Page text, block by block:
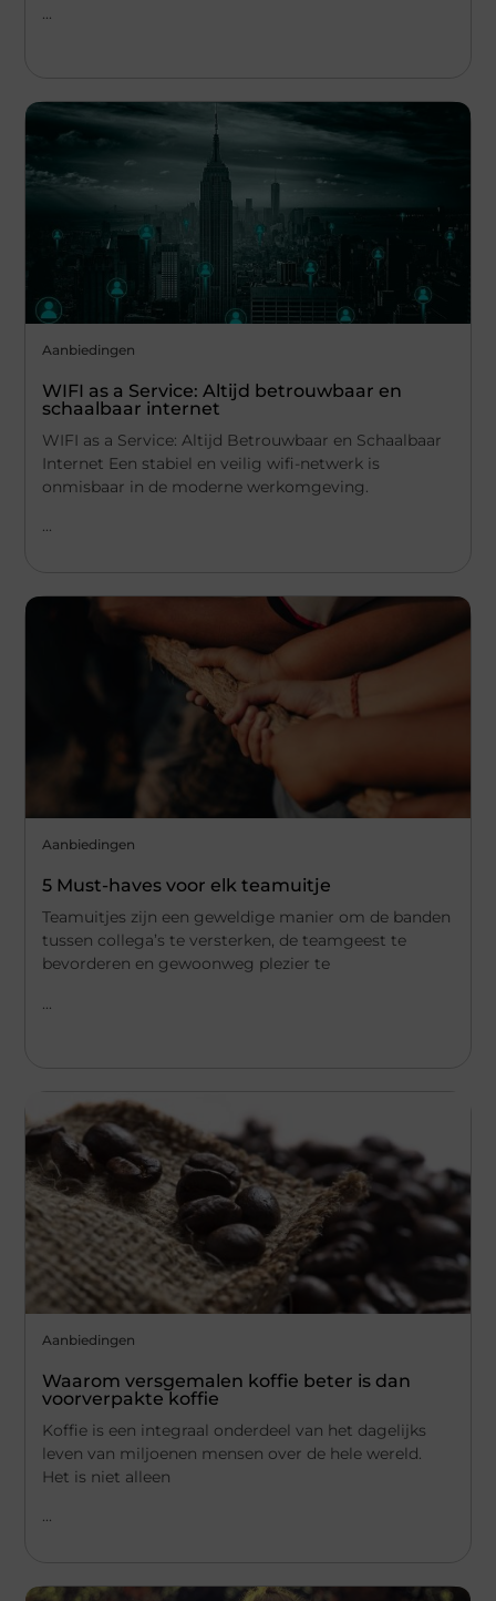
...
Aanbiedingen
WIFI as a Service: Altijd betrouwbaar en
schaalbaar internet
WIFI as a Service: Altijd Betrouwbaar en Schaalbaar
Internet Een stabiel en veilig wifi-netwerk is
onmisbaar in de moderne werkomgeving.
...
Aanbiedingen
5 Must-haves voor elk teamuitje
Teamuitjes zijn een geweldige manier om de banden
tussen collega’s te versterken, de teamgeest te
bevorderen en gewoonweg plezier te
Aanbiedingen
Waarom versgemalen koffie beter is dan
voorverpakte koffie
Koffie is een integraal onderdeel van het dagelijks
leven van miljoenen mensen over de hele wereld.
Het is niet alleen
...